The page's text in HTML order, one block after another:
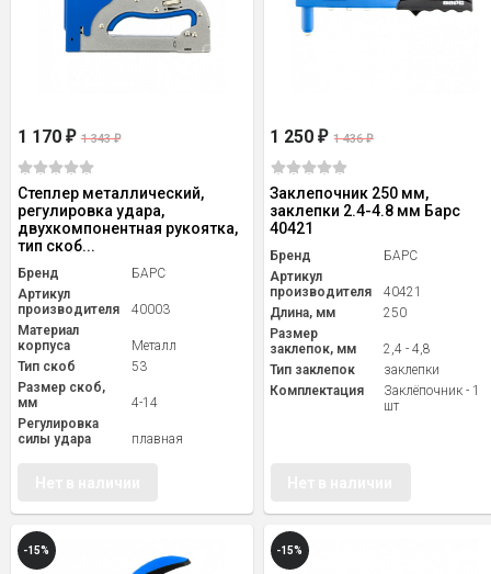
1 170 ₽ 1 343₽
Степлер металлический,
регулировка удара,
двухкомпонентная рукоятка,
тип скоб...
Бренд
БАРС
Артикул
производителя
40003
Материал
корпуса
Металл
Тип скоб
53
Размер скоб,
мм
4-14
Регулировка
силы удара
плавная
1 250₽ 1 436₽
Заклепочник 250 мм,
заклепки 2.4-4.8 мм Барс
40421
Бренд
БАРС
Артикул
производителя
40421
Длина, мм
250
Размер
заклепок, мм
2,4 - 4,8
Тип заклепок
заклепки
Комплектация
Заклёпочник - 1
шт
-15% -15%